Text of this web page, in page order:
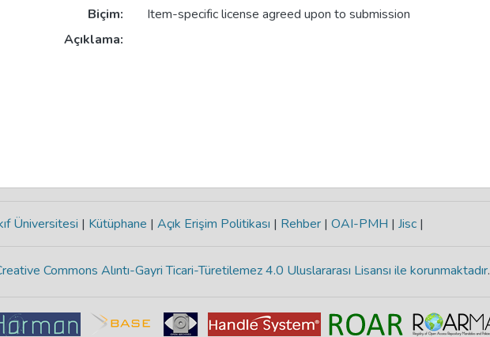
Biçim:
Item-specific license agreed upon to submission
Açıklama:
Üniversitesi | Kütüphane | Açık Erişim Politikası | Rehber | OAI-PMH | Jisc |
Commons Alıntı-Gayri Ticari-Türetilemez 4.0 Uluslararası Lisansı ile korunmaktadır.